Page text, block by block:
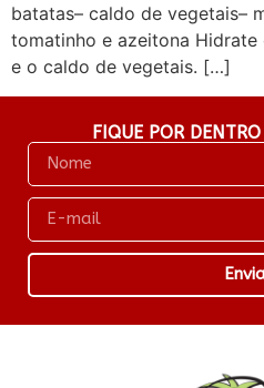
batatas– caldo de vegetais–
tomatinho e azeitona
e o caldo de vegetais. […]
FIQUE POR